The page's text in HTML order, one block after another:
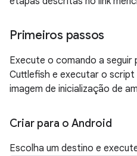
Primeiros passos
Execute o comando a seguir
Cuttlefish e executar o script
imagem de inicialização de
Criar para o Android
Escolha um destino e